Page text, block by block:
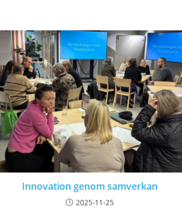
Innovation genom samverkan
2025-11-25